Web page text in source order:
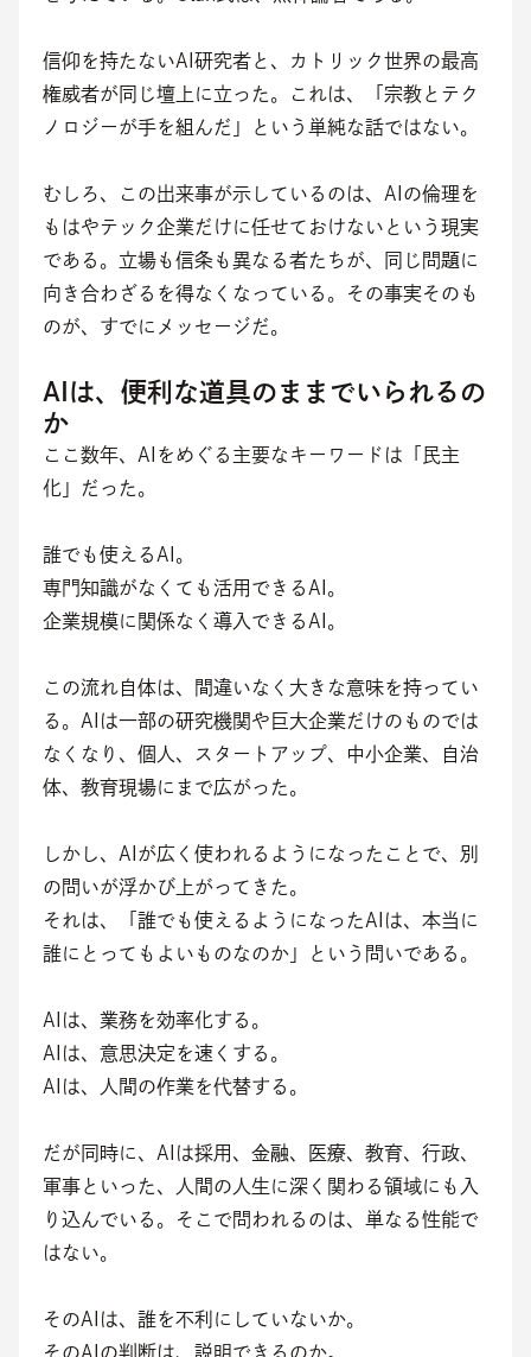
信仰を持たないAI研究者と、カトリック世界の最高
権威者が同じ壇上に立った。これは、「宗教とテク
ノロジーが手を組んだ」という単純な話ではない。
むしろ、この出来事が示しているのは、AIの倫理を
もはやテック企業だけに任せておけないという現実
である。立場も信条も異なる者たちが、同じ問題に
向き合わざるを得なくなっている。その事実そのも
のが、すでにメッセージだ。
AIは、便利な道具のままでいられるの
か
ここ数年、AIをめぐる主要なキーワードは「民主
化」だった。
誰でも使えるAI。
専門知識がなくても活用できるAI。
企業規模に関係なく導入できるAI。
この流れ自体は、間違いなく大きな意味を持ってい
る。AIは一部の研究機関や巨大企業だけのものでは
なくなり、個人、スタートアップ、中小企業、自治
体、教育現場にまで広がった。
しかし、AIが広く使われるようになったことで、別
の問いが浮かび上がってきた。
それは、「誰でも使えるようになったAIは、本当に
誰にとってもよいものなのか」という問いである。
AIは、業務を効率化する。
AIは、意思決定を速くする。
AIは、人間の作業を代替する。
だが同時に、AIは採用、金融、医療、教育、行政、
軍事といった、人間の人生に深く関わる領域にも入
り込んでいる。そこで問われるのは、単なる性能で
はない。
そのAIは、誰を不利にしていないか。
そのAIの判断は、説明できるのか。